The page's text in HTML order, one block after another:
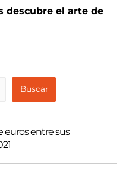
descubre el arte de
Buscar
euros entre sus